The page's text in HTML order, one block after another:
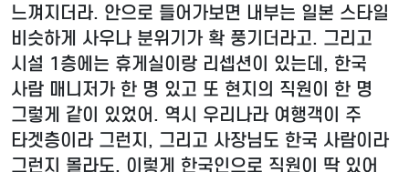
느껴지더라. 안으로 들어가보면 내부는 일본 스타일
비슷하게 사우나 분위기가 확 풍기더라고. 그리고
시설 1층에는 휴게실이랑 리셉션이 있는데, 한국
사람 매니저가 한 명 있고 또 현지의 직원이 한 명
그렇게 같이 있었어. 역시 우리나라 여행객이 주
타겟층이라 그런지, 그리고 사장님도 한국 사람이라
그런지 몰라도, 이렇게 한국인으로 직원이 딱 있어